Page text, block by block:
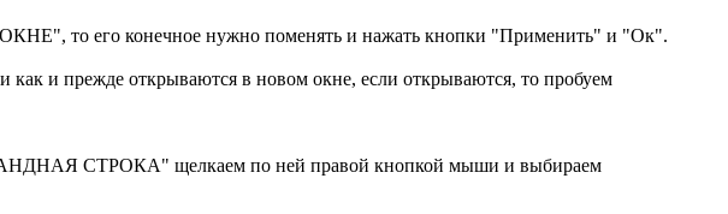
то его конечное нужно поменять и нажать кнопки "Применить" и "Ок".
и прежде открываются в новом окне, если открываются, то пробуем
СТРОКА" щелкаем по ней правой кнопкой мыши и выбираем